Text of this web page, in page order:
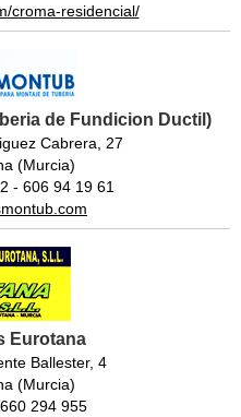
croma-residencial/
de Fundicion Ductil)
Cabrera, 27
(Murcia)
- 606 94 19 61
Eurotana
Ballester, 4
(Murcia)
294 955